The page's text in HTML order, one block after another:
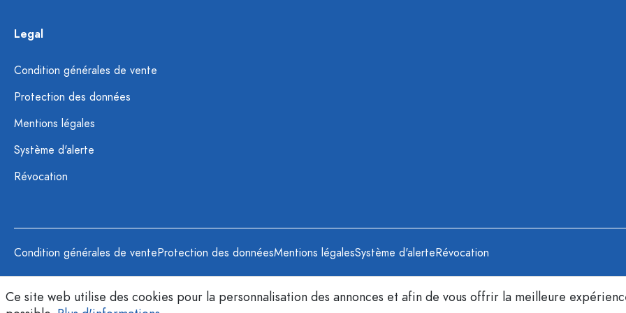
Legal
Condition générales de vente
Protection des données
Mentions légales
Système d'alerte
Révocation
Condition générales de venteProtection des donnéesMentions légalesSystème d'alerteRévocation
Ce site web utilise des cookies pour la personnalisation des annonces et afin de vous offrir la meilleure